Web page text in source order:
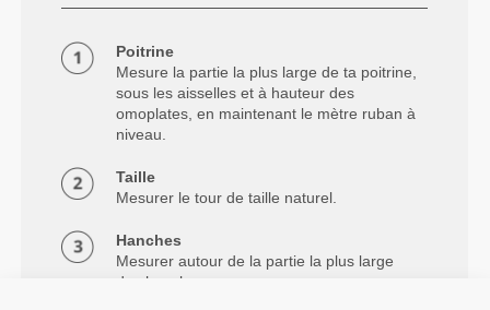
Poitrine
Mesure la partie la plus large de ta poitrine,
sous les aisselles et à hauteur des
omoplates, en maintenant le mètre ruban à
niveau.
Taille
Mesurer le tour de taille naturel.
Hanches
Mesurer autour de la partie la plus large
des hanches.